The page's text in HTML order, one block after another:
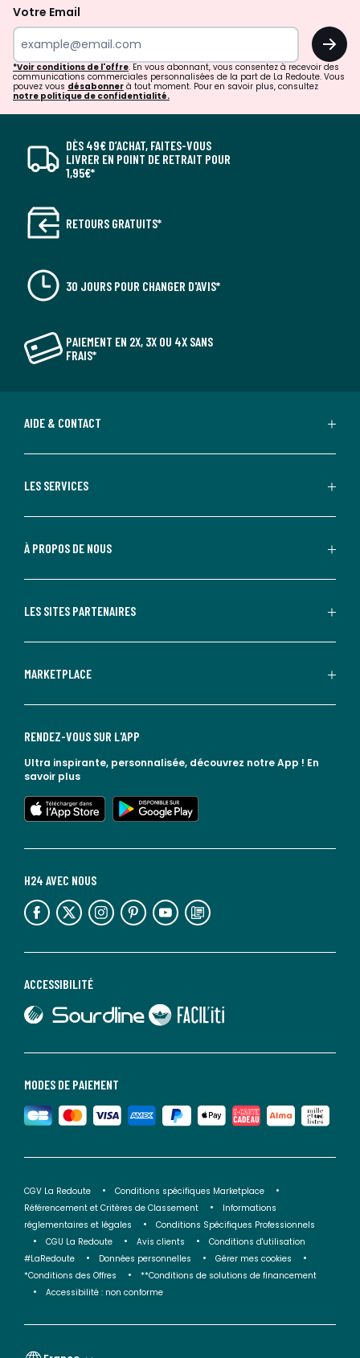
Votre Email
OK
*Voir conditions de l'offre. En vous abonnant, vous consentez à recevoir des
communications commerciales personnalisées de la part de La Redoute. Vous
pouvez vous désabonner à tout moment. Pour en savoir plus, consultez
notre politique de confidentialité.
DÈS 49€ D’ACHAT, FAITES-VOUS
LIVRER EN POINT DE RETRAIT POUR
1,95€*
RETOURS GRATUITS*
30 JOURS POUR CHANGER D'AVIS*
PAIEMENT EN 2X, 3X OU 4X SANS
FRAIS*
AIDE & CONTACT
LES SERVICES
À PROPOS DE NOUS
LES SITES PARTENAIRES
MARKETPLACE
MODES DE PAIEMENT
ACCESSIBILITÉ
lien vers Faciliti
H24 AVEC NOUS
lien vers l'espace réseaux sociaux lien vers l'espace réseaux sociaux lien vers l'espace réseaux sociaux lien vers l'espace réseaux sociaux lien vers l'espace réseaux sociaux lien vers le blog la redoute
RENDEZ-VOUS SUR L'APP
Ultra inspirante, personnalisée, découvrez notre App ! En
savoir plus
lien vers l'app store
lien vers google play
CGV La Redoute
Conditions spécifiques Marketplace
Référencement et Critères de Classement
Informations
réglementaires et légales
Conditions Spécifiques Professionnels
CGU La Redoute
Avis clients
Conditions d'utilisation
#LaRedoute
Données personnelles
Gérer mes cookies
*Conditions des Offres
**Conditions de solutions de financement
Accessibilité : non conforme